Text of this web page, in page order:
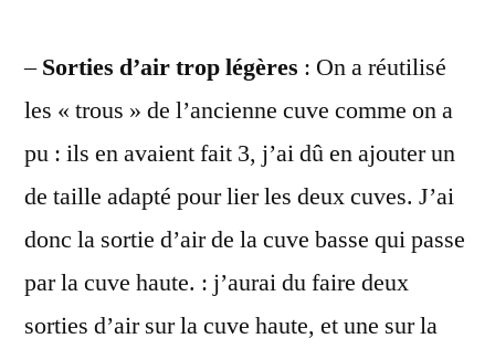
–Sorties d’air trop légères : On a réutilisé
les « trous » de l’ancienne cuve comme on a
pu : ils en avaient fait 3, j’ai dû en ajouter un
de taille adapté pour lier les deux cuves. J’ai
donc la sortie d’air de la cuve basse qui passe
par la cuve haute. : j’aurai du faire deux
sorties d’air sur la cuve haute, et une sur la